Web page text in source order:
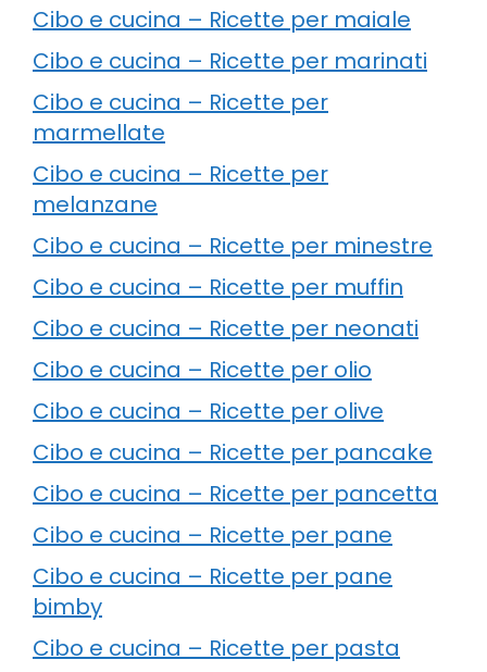
Cibo e cucina – Ricette per maiale
Cibo e cucina – Ricette per marinati
Cibo e cucina – Ricette per
marmellate
Cibo e cucina – Ricette per
melanzane
Cibo e cucina – Ricette per minestre
Cibo e cucina – Ricette per muffin
Cibo e cucina – Ricette per neonati
Cibo e cucina – Ricette per olio
Cibo e cucina – Ricette per olive
Cibo e cucina – Ricette per pancake
Cibo e cucina – Ricette per pancetta
Cibo e cucina – Ricette per pane
Cibo e cucina – Ricette per pane
bimby
Cibo e cucina – Ricette per pasta